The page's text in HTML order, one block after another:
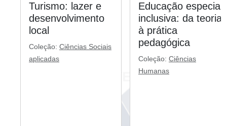
Turismo: lazer e
desenvolvimento
local
Coleção: Ciências Sociais
aplicadas
Educação especial
inclusiva: da teoria
à prática
pedagógica
Coleção: Ciências
Humanas